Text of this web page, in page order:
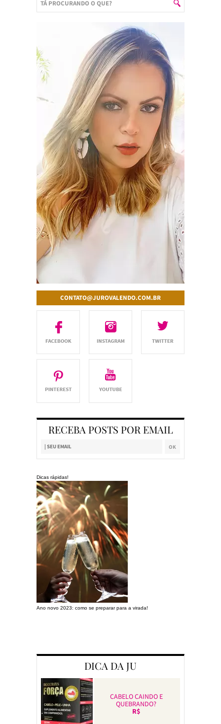
CONTATO@JUROVALENDO.COM.BR
RECEBA POSTS POR EMAIL
Dicas rápidas!
Ano novo 2023: como se preparar para a virada!
DICA DA JU
CABELO CAINDO E
QUEBRANDO?
R$